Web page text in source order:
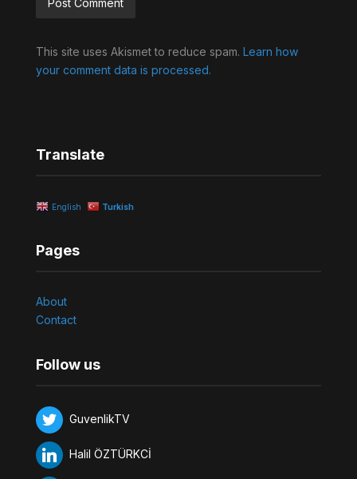
This site uses Akismet to reduce spam. Learn how
your comment data is processed.
Translate
English Turkish
Pages
About
Contact
Follow us
GuvenlikTV
Halil ÖZTÜRKCİ